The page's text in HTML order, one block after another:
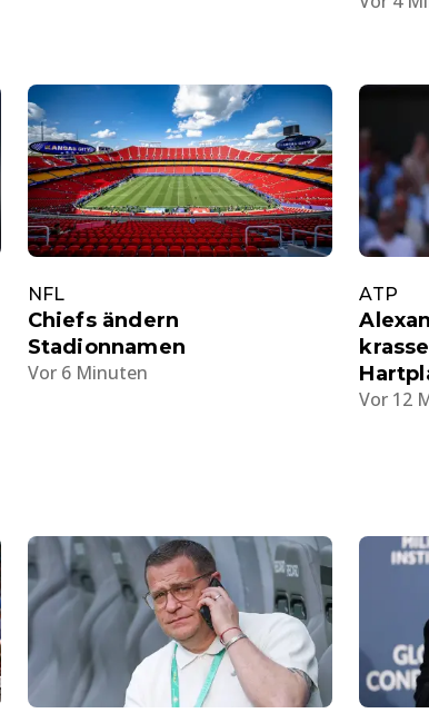
NFL
Chiefs ändern
Stadionnamen
Vor 6 Minuten
ATP
Vor 12